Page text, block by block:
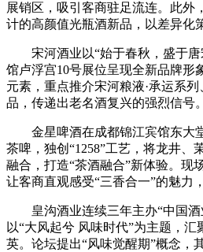
展销区，吸引客商驻足流连。此外
计的高颜值光瓶酒新品，以差异化
宋河酒业以“始于春秋，盛于唐
馆卢浮宫10号展位呈现全新品牌形
元素，重点推介宋河粮液·承运系
品，传递出老名酒复兴的强烈信号。
金星啤酒在成都锦江宾馆东大
茶啤，独创“1258”工艺，将龙井、
融合，打造“茶酒融合”新体验。现
让客商直观感受“三香合一”的魅力
皇沟酒业连续三年主办“中国酒
以“大风起兮 风味时代”为主题，汇
英。论坛提出“风味觉醒期”概念，